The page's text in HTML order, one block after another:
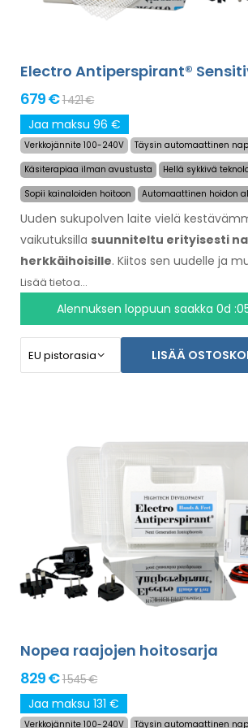
Electro Antiperspirant®
679 €1 421 €
Jaa maksu 96 €
Verkkojännite 100-240V
Täysin automaattinen
Käsiterapiaa ilman avustusta
Hellä sykkivä
Sopii kainaloiden hoitoon
Automaattinen hoidon
Uuden sukupolven laite vielä
vaikutuksilla suunniteltu erityisesti
herkkäihoisille. Kiitos sen uudelle ja
teknologialle, sen avula voi lopettaa
aikaa. Erityisesti suunniteltu jalkojen,
hoitoon ilman avustamista muilta
sisältyy peruspakettiin). Tuotteen hinta
sisältää
Lisää tietoa...
Alennuksen loppuun saakka0d
LISÄÄ
Nopea raajojen hoitosarja
829 €1 545 €
Jaa maksu 131 €
Verkkojännite 100-240V
Täysin automaattinen